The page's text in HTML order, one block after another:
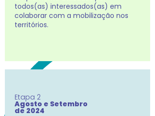
todos(as) interessados(as) em
colaborar com a mobilização nos
territórios.
Etapa 2
Agosto e Setembro
de 2024